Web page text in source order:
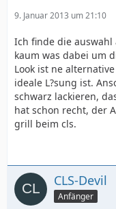
9. Januar 2013 um 21:10
Ich finde die auswahl
kaum was dabei um
Look ist ne
ideale L?sung ist.
schwarz lackieren,
hat schon recht, der
grill beim cls.
CLS-Devil
Anfänger